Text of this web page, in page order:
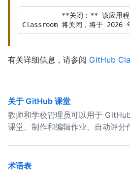
有关详细信息，请参阅 GitHub
关于 GitHub 课堂
教师和学校管理员可以用于
课堂、制作和编辑作业、自动评分
术语表